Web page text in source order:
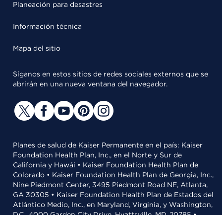
Planeación para desastres
Información técnica
Mapa del sitio
Síganos en estos sitios de redes sociales externos que se
abrirán en una nueva ventana del navegador.
Planes de salud de Kaiser Permanente en el país: Kaiser
Foundation Health Plan, Inc., en el Norte y Sur de
California y Hawái • Kaiser Foundation Health Plan de
Colorado • Kaiser Foundation Health Plan de Georgia, Inc.,
Nine Piedmont Center, 3495 Piedmont Road NE, Atlanta,
GA 30305 • Kaiser Foundation Health Plan de Estados del
Atlántico Medio, Inc., en Maryland, Virginia, y Washington,